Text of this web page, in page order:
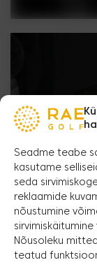
Seadme teabe
kasutame
seda
reklaamide
nõustumine
Nõusoleku
teatud